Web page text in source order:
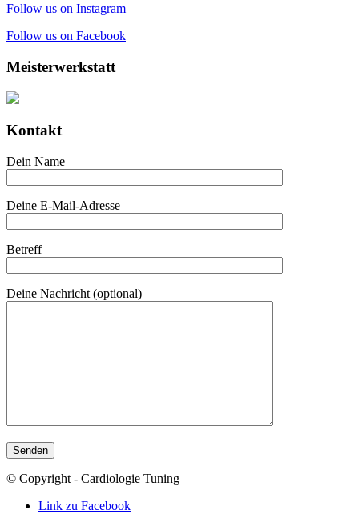
Follow us on Instagram
Follow us on Facebook
Meisterwerkstatt
Kontakt
Dein Name
Deine E-Mail-Adresse
Betreff
Deine Nachricht (optional)
© Copyright - Cardiologie Tuning
Link zu Facebook